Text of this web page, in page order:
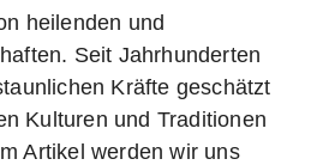
heilenden und
Seit Jahrhunderten
Kräfte geschätzt
Kulturen und Traditionen
Artikel werden wir uns